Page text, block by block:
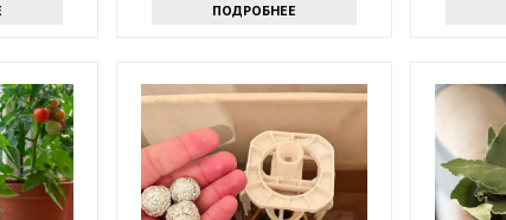
ПОДРОБНЕЕ